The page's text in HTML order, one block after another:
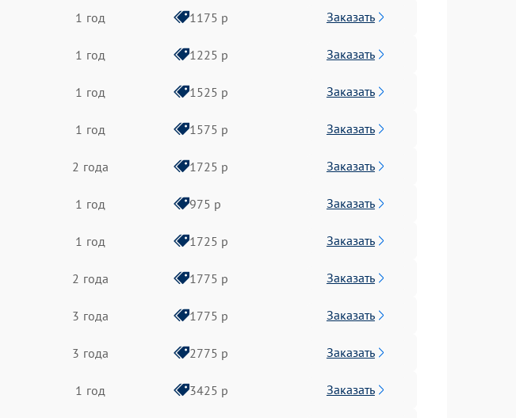
1 год 1175 р Заказать
1 год 1225 р Заказать
1 год 1525 р Заказать
1 год 1575 р Заказать
2 года 1725 р Заказать
1 год 975 р Заказать
1 год 1725 р Заказать
2 года 1775 р Заказать
3 года 1775 р Заказать
3 года 2775 р Заказать
1 год 3425 р Заказать